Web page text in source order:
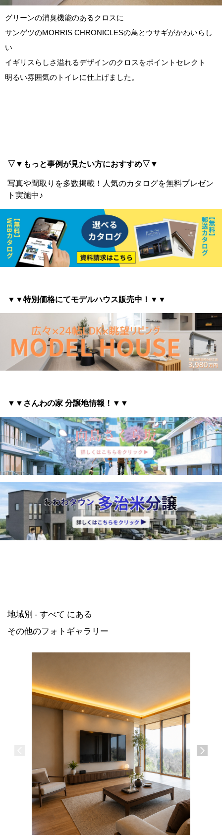
グリーンの消臭機能のあるクロスに
サンゲツのMORRIS CHRONICLESの鳥とウサギがかわいらし
い
イギリスらしさ溢れるデザインのクロスをポイントセレクト
明るい雰囲気のトイレに仕上げました。
▽▼もっと事例が見たい方におすすめ▽▼
写真や間取りを多数掲載！ 人気のカタログを無料プレゼン
ト実施中♪
▼▼特別価格にてモデルハウス販売中！▼▼
▼▼さんわの家 分譲地情報 ！▼▼
地域別 - すべて にある
その他のフォトギャラリー